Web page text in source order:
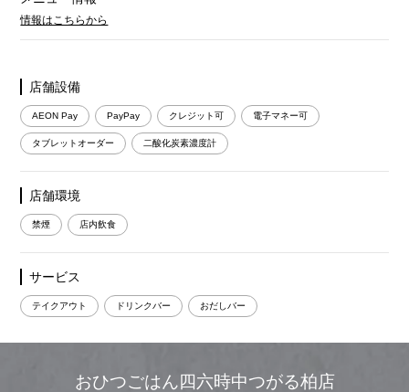
情報はこちらから
店舗設備
AEON Pay PayPay クレジット可 電子マネー可
タブレットオーダー 二酸化炭素濃度計
店舗環境
禁煙 店内飲食
サービス
テイクアウト ドリンクバー おだしバー
おひつごはん四六時中つがる柏店